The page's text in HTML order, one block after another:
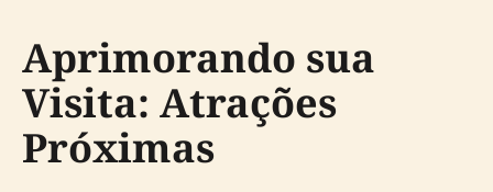
Aprimorando sua
Visita: Atrações
Próximas